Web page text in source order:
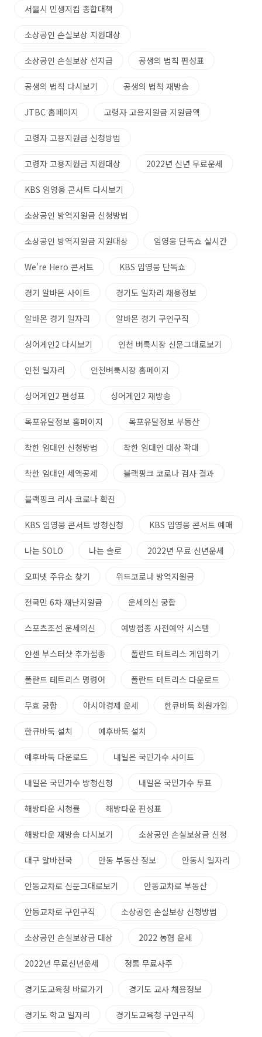
서울시 민생지킴 종합대책
소상공인 손실보상 지원대상
소상공인 손실보상 선지급 공생의 법칙 편성표
공생의 법칙 다시보기 공생의 법칙 재방송
JTBC 홈페이지 고령자 고용지원금 지원금액
고령자 고용지원금 신청방법
고령자 고용지원금 지원대상 2022년 신년 무료운세
KBS 임영웅 콘서트 다시보기
소상공인 방역지원금 신청방법
소상공인 방역지원금 지원대상 임영웅 단독쇼 실시간
We're Hero 콘서트 KBS 임영웅 단독쇼
경기 알바몬 사이트 경기도 일자리 채용정보
알바몬 경기 일자리 알바몬 경기 구인구직
싱어게인2 다시보기 인천 벼룩시장 신문그대로보기
인천 일자리 인천벼룩시장 홈페이지
싱어게인2 편성표 싱어게인2 재방송
목포유달정보 홈페이지 목포유달정보 부동산
착한 임대인 신청방법 착한 임대인 대상 확대
착한 임대인 세액공제 블랙핑크 코로나 검사 결과
블랙핑크 리사 코로나 확진
KBS 임영웅 콘서트 방청신청 KBS 임영웅 콘서트 예매
나는 SOLO 나는 솔로 2022년 무료 신년운세
오피넷 주유소 찾기 위드코로나 방역지원금
전국민 6차 재난지원금 운세의신 궁합
스포츠조선 운세의신 예방접종 사전예약 시스템
얀센 부스터샷 추가접종 폴란드 테트리스 게임하기
폴란드 테트리스 명령어 폴란드 테트리스 다운로드
무효 궁합 아시아경제 운세 한큐바둑 회원가입
한큐바둑 설치 예후바둑 설치
예후바둑 다운로드 내일은 국민가수 사이트
내일은 국민가수 방청신청 내일은 국민가수 투표
해방타운 시청률 해방타운 편성표
해방타운 재방송 다시보기 소상공인 손실보상금 신청
대구 알바천국 안동 부동산 정보 안동시 일자리
안동교차로 신문그대로보기 안동교차로 부동산
안동교차로 구인구직 소상공인 손실보상 신청방법
소상공인 손실보상금 대상 2022 농협 운세
2022년 무료신년운세 정통 무료사주
경기도교육청 바로가기 경기도 교사 채용정보
경기도 학교 일자리 경기도교육청 구인구직